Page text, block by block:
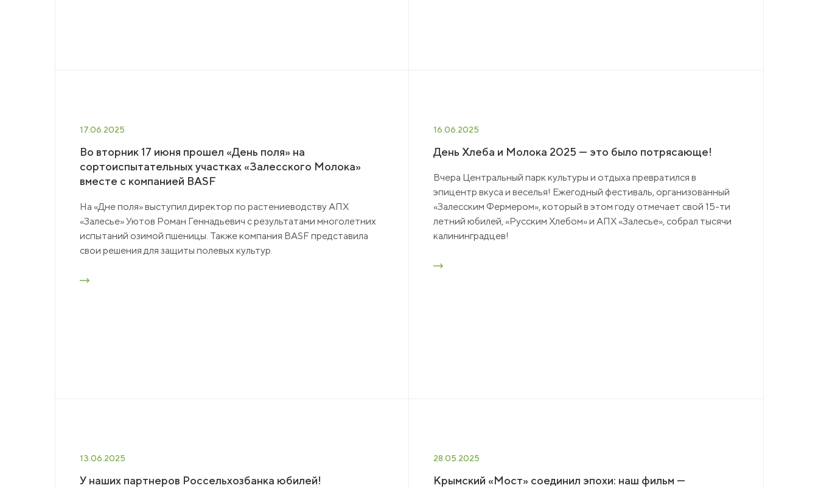
17.06.2025
Во вторник 17 июня прошел «День поля» на
сортоиспытательных участках «Залесского Молока»
вместе с компанией BASF
На «Дне поля» выступил директор по растениеводству АПХ
«Залесье» Уютов Роман Геннадьевич с результатами многолетних
испытаний озимой пшеницы. Также компания BASF представила
свои решения для защиты полевых культур.
16.06.2025
День Хлеба и Молока 2025 — это было потрясающе!
Вчера Центральный парк культуры и отдыха превратился в
эпицентр вкуса и веселья! Ежегодный фестиваль, организованный
«Залесским Фермером», который в этом году отмечает свой 15-ти
летний юбилей, «Русским Хлебом» и АПХ «Залесье», собрал тысячи
калининградцев!
13.06.2025
У наших партнеров Россельхозбанка юбилей!
28.05.2025
Крымский «Мост» соединил эпохи: наш фильм —